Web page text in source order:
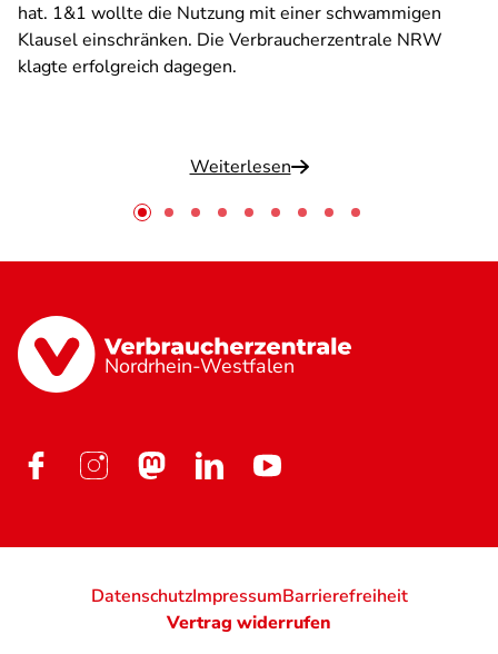
hat. 1&1 wollte die Nutzung mit einer schwammigen
Klausel einschränken. Die Verbraucherzentrale NRW
klagte erfolgreich dagegen.
Weiterlesen
Nordrhein-Westfalen
DatenschutzImpressumBarrierefreiheit
Vertrag widerrufen